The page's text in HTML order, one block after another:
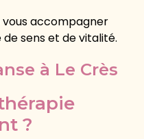
vous accompagner
sens et de vitalité.
à Le Crès
?